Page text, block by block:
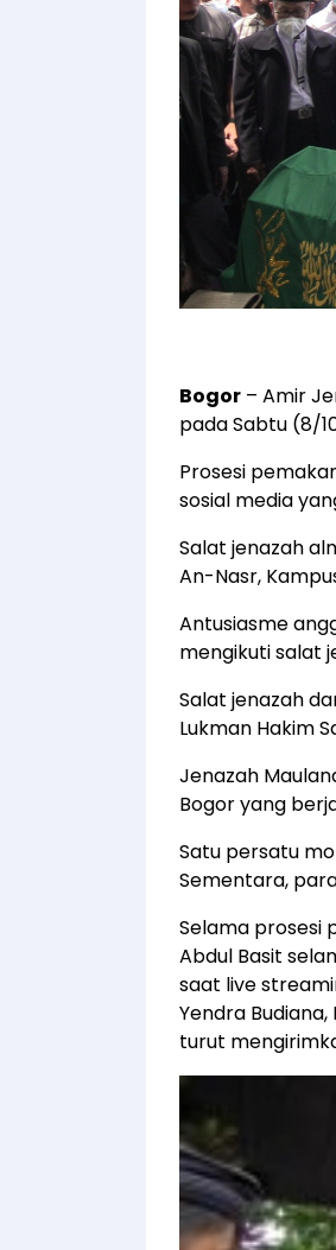
Bogor – Amir
pada Sabtu (8/
Prosesi
sosial media
Salat jenazah
An-Nasr,
Antusiasme
mengikuti salat
Salat jenazah
Lukman Hakim
Jenazah
Bogor yang
Satu persatu
Sementara,
Selama prosesi
Abdul Basit
saat live
Yendra
turut